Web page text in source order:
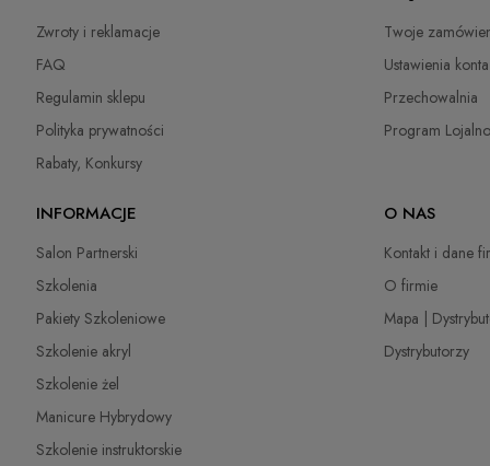
Petar Bangeev
+359887430661
P.H. NEXT Maciej Wojnarowski
Słoneczna 10
91-491 Łódź, Polska
biuro@cuccio.pl
42 61 68 555
14,99 zł
Kurier DPD 22,00 zł
Kurier Inpost
Zwroty i reklamacje
FAQ
Regulamin sklepu
Polityka prywatności
Rabaty, Konkursy
Twoje
Ustawienia konta
Przechowalnia
Program
INFORMACJE
Salon Partnerski
Szkolenia
Pakiety Szkoleniowe
Szkolenie akryl
Szkolenie żel
Manicure Hybrydowy
Szkolenie instruktorskie
O NAS
Kontakt i dane
O firmie
Mapa |
Dystrybutorzy